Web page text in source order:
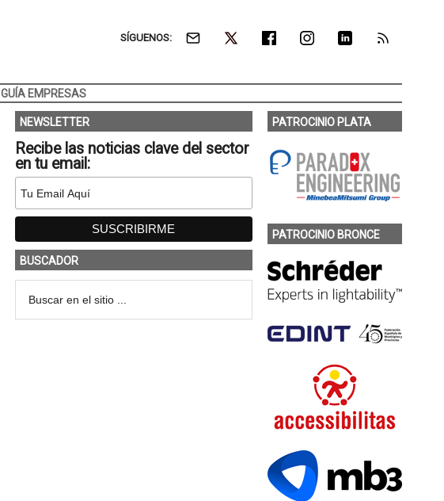
SÍGUENOS:
GUÍA EMPRESAS
NEWSLETTER
Recibe las noticias clave del sector
en tu email:
BUSCADOR
PATROCINIO PLATA
PATROCINIO BRONCE